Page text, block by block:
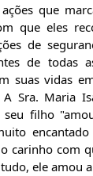
ações que
que eles
de
de todas
suas vidas
Sra. Maria
seu filho
carinho com
ele amou